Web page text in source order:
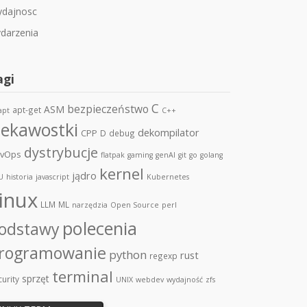
apt-get ASM bezpieczeństwo C C++
CPP D debug dekompilator
dystrybucje flatpak gaming genAI git go golang
historia javascript jądro kernel Kubernetes
LLM ML narzędzia Open Source perl
polecenia
python regexp rust
sprzęt terminal UNIX webdev wydajność zfs